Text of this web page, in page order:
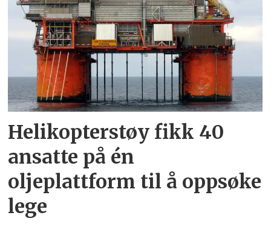
Helikopterstøy fikk 40
ansatte på én
oljeplattform til å oppsøke
lege